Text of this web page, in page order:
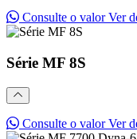
Consulte o valorVer
Série MF 8S
Consulte o valorVer